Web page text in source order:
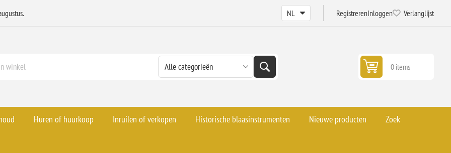
RegistrerenInloggen Verlanglijst
0 items
Huren of huurkoop Inruilen of verkopen Historische blaasinstrumenten Nieuwe producten Zoek